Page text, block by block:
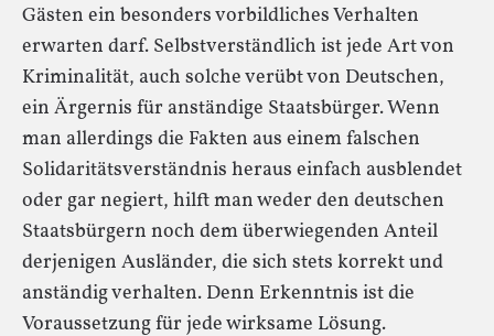
Gästen ein besonders vorbildliches Verhalten
erwarten darf. Selbstverständlich ist jede Art von
Kriminalität, auch solche verübt von Deutschen,
ein Ärgernis für anständige Staatsbürger. Wenn
man allerdings die Fakten aus einem falschen
Solidaritätsverständnis heraus einfach ausblendet
oder gar negiert, hilft man weder den deutschen
Staatsbürgern noch dem überwiegenden Anteil
derjenigen Ausländer, die sich stets korrekt und
anständig verhalten. Denn Erkenntnis ist die
Voraussetzung für jede wirksame Lösung.